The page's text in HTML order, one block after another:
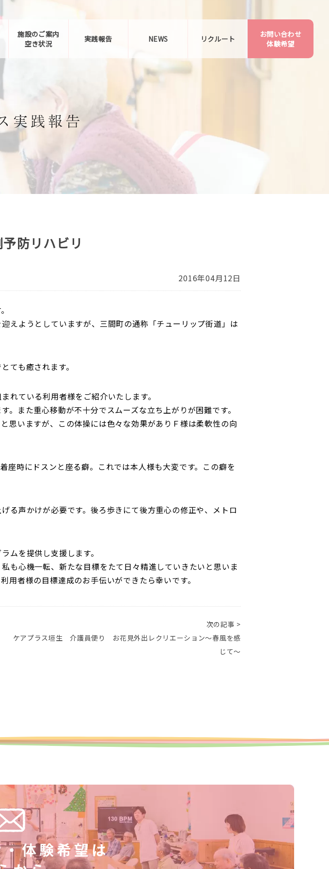
施設のご案内
空き状況
実践報告 NEWS リクルート
お問い合わせ
体験希望
防リハビリ
2016年04月12日
えようとしていますが、三間町の通称「チューリップ街道」は
ても癒されます。
れている利用者様をご紹介いたします。
また重心移動が不十分でスムーズな立ち上がりが困難です。
思いますが、この体操には色々な効果がありＦ様は柔軟性の向
座時にドスンと座る癖。これでは本人様も大変です。この癖を
る声かけが必要です。後ろ歩きにて後方重心の修正や、メトロ
ムを提供し支援します。
も心機一転、新たな目標をたて日々精進していきたいと思いま
者様の目標達成のお手伝いができたら幸いです。
次の記事 >
ケアプラス垣生 介護員便り お花見外出レクリエーション～春風を感
じて～